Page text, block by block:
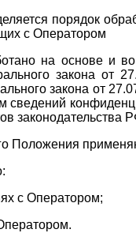
порядок
с Оператором
на основе и во
закона
закона от
законодательства
Положения
с Оператором;